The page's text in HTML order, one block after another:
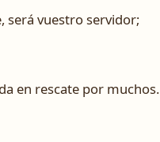
será vuestro servidor;
en rescate por muchos.